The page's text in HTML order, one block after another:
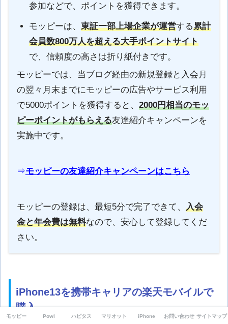
参加などで、ポイントを獲得できます。
モッピーは、 東証一部上場企業が運営する累計
会員数800万人を超える大手ポイントサイト
で、信頼度の高さは折り紙付きです。
モッピーでは、当ブログ経由の新規登録と入会月
の翌々月末までにモッピーの広告やサービス利用
で5000ポイントを獲得すると、 2000円相当のモッ
ピーポイントがもらえる友達紹介キャンペーンを
実施中です。
⇒モッピーの友達紹介キャンペーンはこちら
モッピーの登録は、最短5分で完了できて、 入会
金と年会費は無料なので、安心して登録してくだ
さい。
iPhone13を携帯キャリアの楽天モバイルで
購入
モッピー Powl ハピタス マリオット iPhone お問い合わせ サイトマップ